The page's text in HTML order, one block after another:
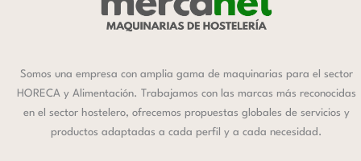
Somos una empresa con amplia gama de maquinarias para el sector
HORECA y Alimentación. Trabajamos con las marcas más reconocidas
en el sector hostelero, ofrecemos propuestas globales de servicios y
productos adaptadas a cada perfil y a cada necesidad.